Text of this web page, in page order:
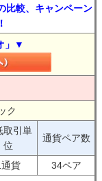
比較、キャンペーン
」▼
ク
取引単
位
通貨ペア数
通貨
34ペア